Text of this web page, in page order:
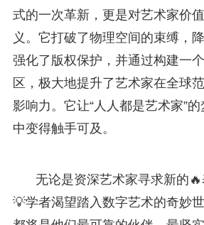
式的一次革新，更是对艺术家价
义。它打破了物理空间的束缚，
强化了版权保护，并通过构建一
区，极大地提升了艺术家在全球
影响力。它让“人人都是艺术家”
中变得触手可及。
无论是资深艺术家寻求新的
💡学者渴望踏入数字艺术的奇妙